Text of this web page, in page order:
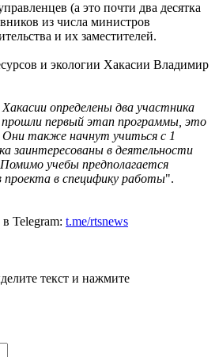
(а это почти два десятка
из числа министров
и их заместителей.
и экологии Хакасии Владимир
определены два участника
первый этап программы, это
Они также начнут учиться с 1
заинтересованы в деятельности
учебы предполагается
проекта в специфику работы".
Telegram: t.me/rtsnews
текст и нажмите